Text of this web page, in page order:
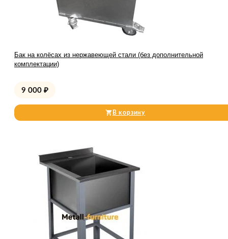
Бак на колёсах из нержавеющей стали (без дополнительной
комплектации)
9 000 ₽
В корзину